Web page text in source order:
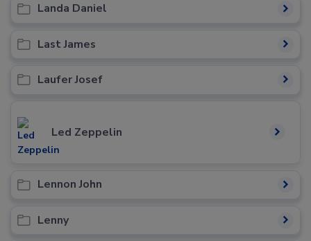
Landa Daniel
Last James
Laufer Josef
Led Zeppelin
Lennon John
Lenny